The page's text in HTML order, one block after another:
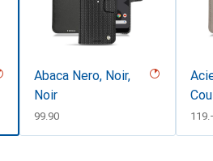
Abaca Nero, Noir,
Noir
CHF
99.90 CHF